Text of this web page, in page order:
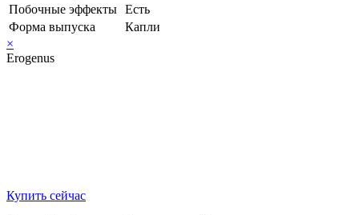
Побочные эффекты Есть
Форма выпуска
Капли
×
Erogenus
Купить сейчас